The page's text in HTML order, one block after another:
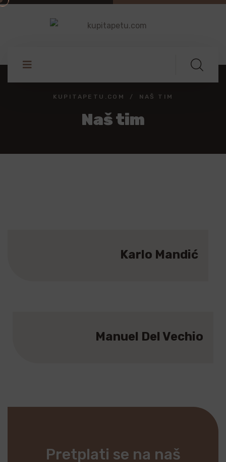
KUPITAPETU.COM NAŠ TIM
Naš tim
Karlo Mandić
Manuel Del Vechio
Pretplati se na naš